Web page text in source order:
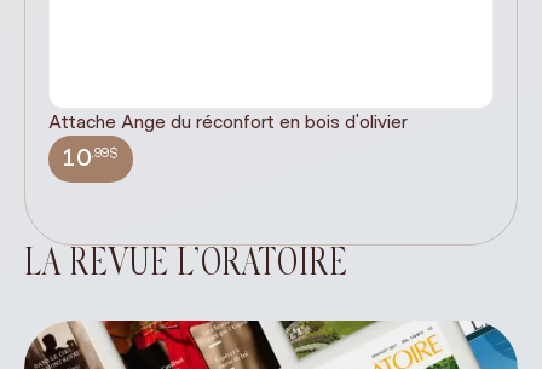
Attache Ange du réconfort en bois d'olivier
10,99$
LA REVUE L’ORATOIRE